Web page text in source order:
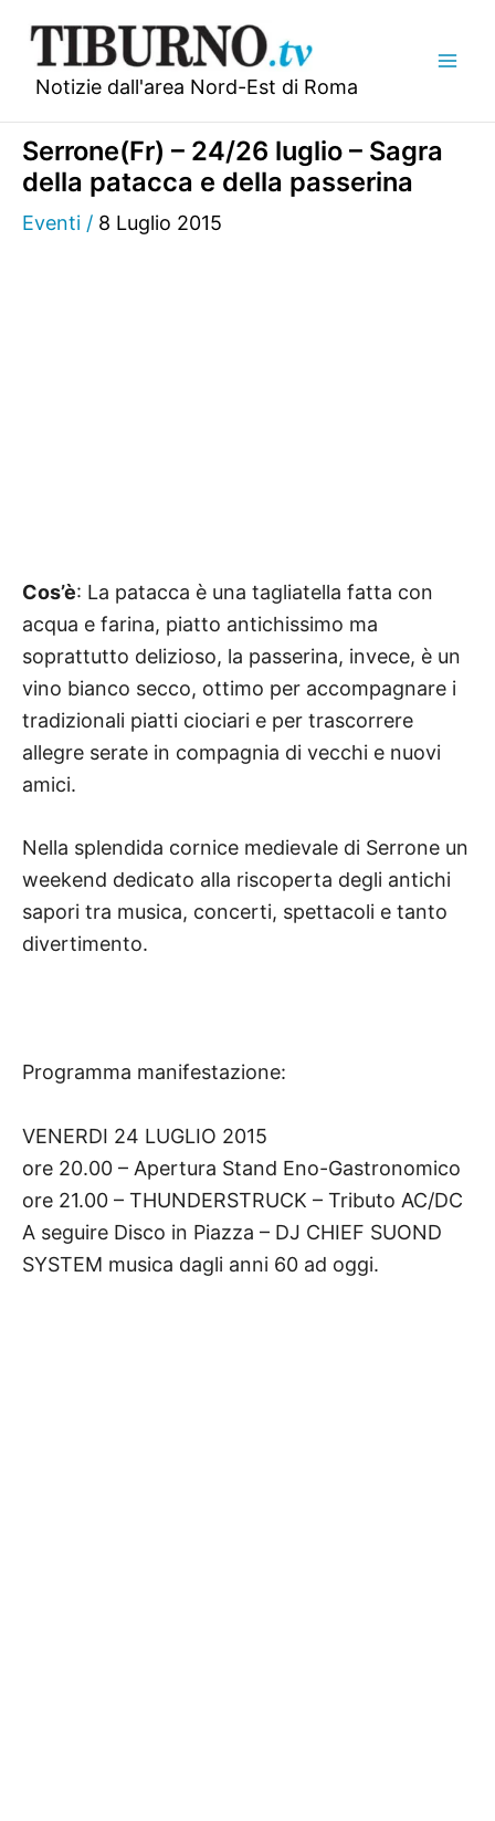
contenuto
Notizie dall'area Nord-Est di Roma
Serrone(Fr) – 24/26 luglio – Sagra
della patacca e della passerina
Eventi / 8 Luglio 2015
Cos’è: La patacca è una tagliatella fatta con
acqua e farina, piatto antichissimo ma
soprattutto delizioso, la passerina, invece, è un
vino bianco secco, ottimo per accompagnare i
tradizionali piatti ciociari e per trascorrere
allegre serate in compagnia di vecchi e nuovi
amici.
Nella splendida cornice medievale di Serrone un
weekend dedicato alla riscoperta degli antichi
sapori tra musica, concerti, spettacoli e tanto
divertimento.
Programma manifestazione:
VENERDI 24 LUGLIO 2015
ore 20.00 – Apertura Stand Eno-Gastronomico
ore 21.00 – THUNDERSTRUCK – Tributo AC/DC
A seguire Disco in Piazza – DJ CHIEF SUOND
SYSTEM musica dagli anni 60 ad oggi.